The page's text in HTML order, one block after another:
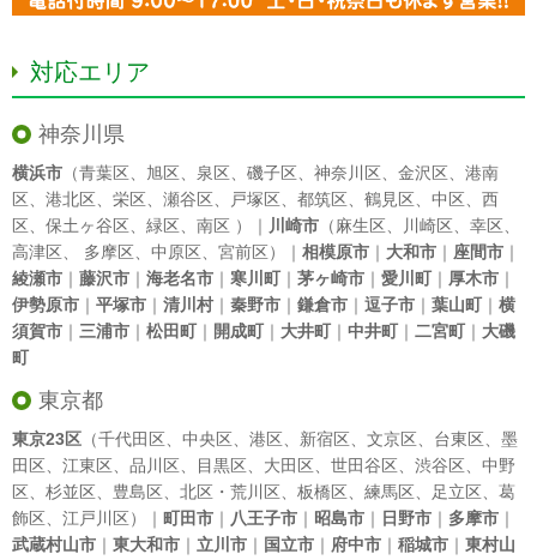
対応エリア
神奈川県
横浜市 （青葉区 旭区 泉区 磯子区 神奈川区 金沢区
港南
区
港北区 栄区 瀬谷区 戸塚区 都筑区 鶴見区 中区
西
区
保土ヶ谷区 緑区 南区 ）｜ 川崎市 （麻生区 川崎区 幸区
高津区
多摩区 中原区 宮前区）｜ 相模原市 ｜ 大和市 ｜ 座間市 ｜
綾瀬市 ｜ 藤沢市 ｜ 海老名市 ｜ 寒川町｜ 茅ヶ崎市 ｜ 愛川町｜ 厚木市 ｜
伊勢原市 ｜ 平塚市 ｜ 清川村｜ 秦野市 ｜ 鎌倉市 ｜ 逗子市 ｜ 葉山町｜ 横
須賀市 ｜ 三浦市 ｜ 松田町｜ 開成町｜ 大井町｜ 中井町｜ 二宮町｜ 大磯
町
東京都
東京23区 （千代田区 中央区 港区 新宿区 文京区 台東区
墨
田区
江東区 品川区 目黒区 大田区 世田谷区 渋谷区
中野
区
杉並区 豊島区 北区 ・ 荒川区 板橋区 練馬区 足立区
葛
飾区
江戸川区）｜ 町田市 ｜ 八王子市 ｜ 昭島市 ｜ 日野市 ｜ 多摩市 ｜
武蔵村山市 ｜ 東大和市 ｜ 立川市 ｜ 国立市 ｜ 府中市 ｜ 稲城市 ｜ 東村山